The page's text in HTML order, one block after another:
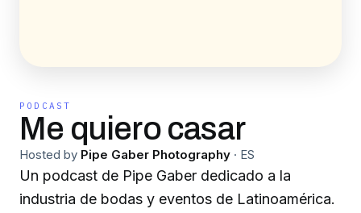
PODCAST
Me quiero casar
Hosted by Pipe Gaber Photography · ES
Un podcast de Pipe Gaber dedicado a la
industria de bodas y eventos de Latinoamérica.